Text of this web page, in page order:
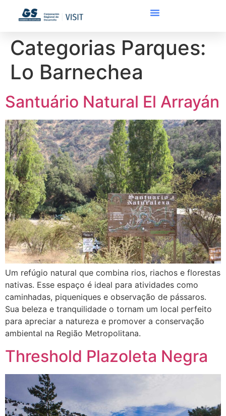
Categorias Parques:
Lo Barnechea
Santuário Natural El Arrayán
Um refúgio natural que combina rios, riachos e florestas
nativas. Esse espaço é ideal para atividades como
caminhadas, piqueniques e observação de pássaros.
Sua beleza e tranquilidade o tornam um local perfeito
para apreciar a natureza e promover a conservação
ambiental na Região Metropolitana.
Threshold Plazoleta Negra